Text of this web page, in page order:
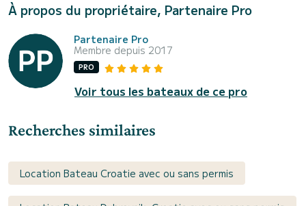
À propos du propriétaire, Partenaire Pro
Partenaire Pro
Membre depuis 2017
PRO
Voir tous les bateaux de ce pro
Recherches similaires
Location Bateau Croatie avec ou sans permis